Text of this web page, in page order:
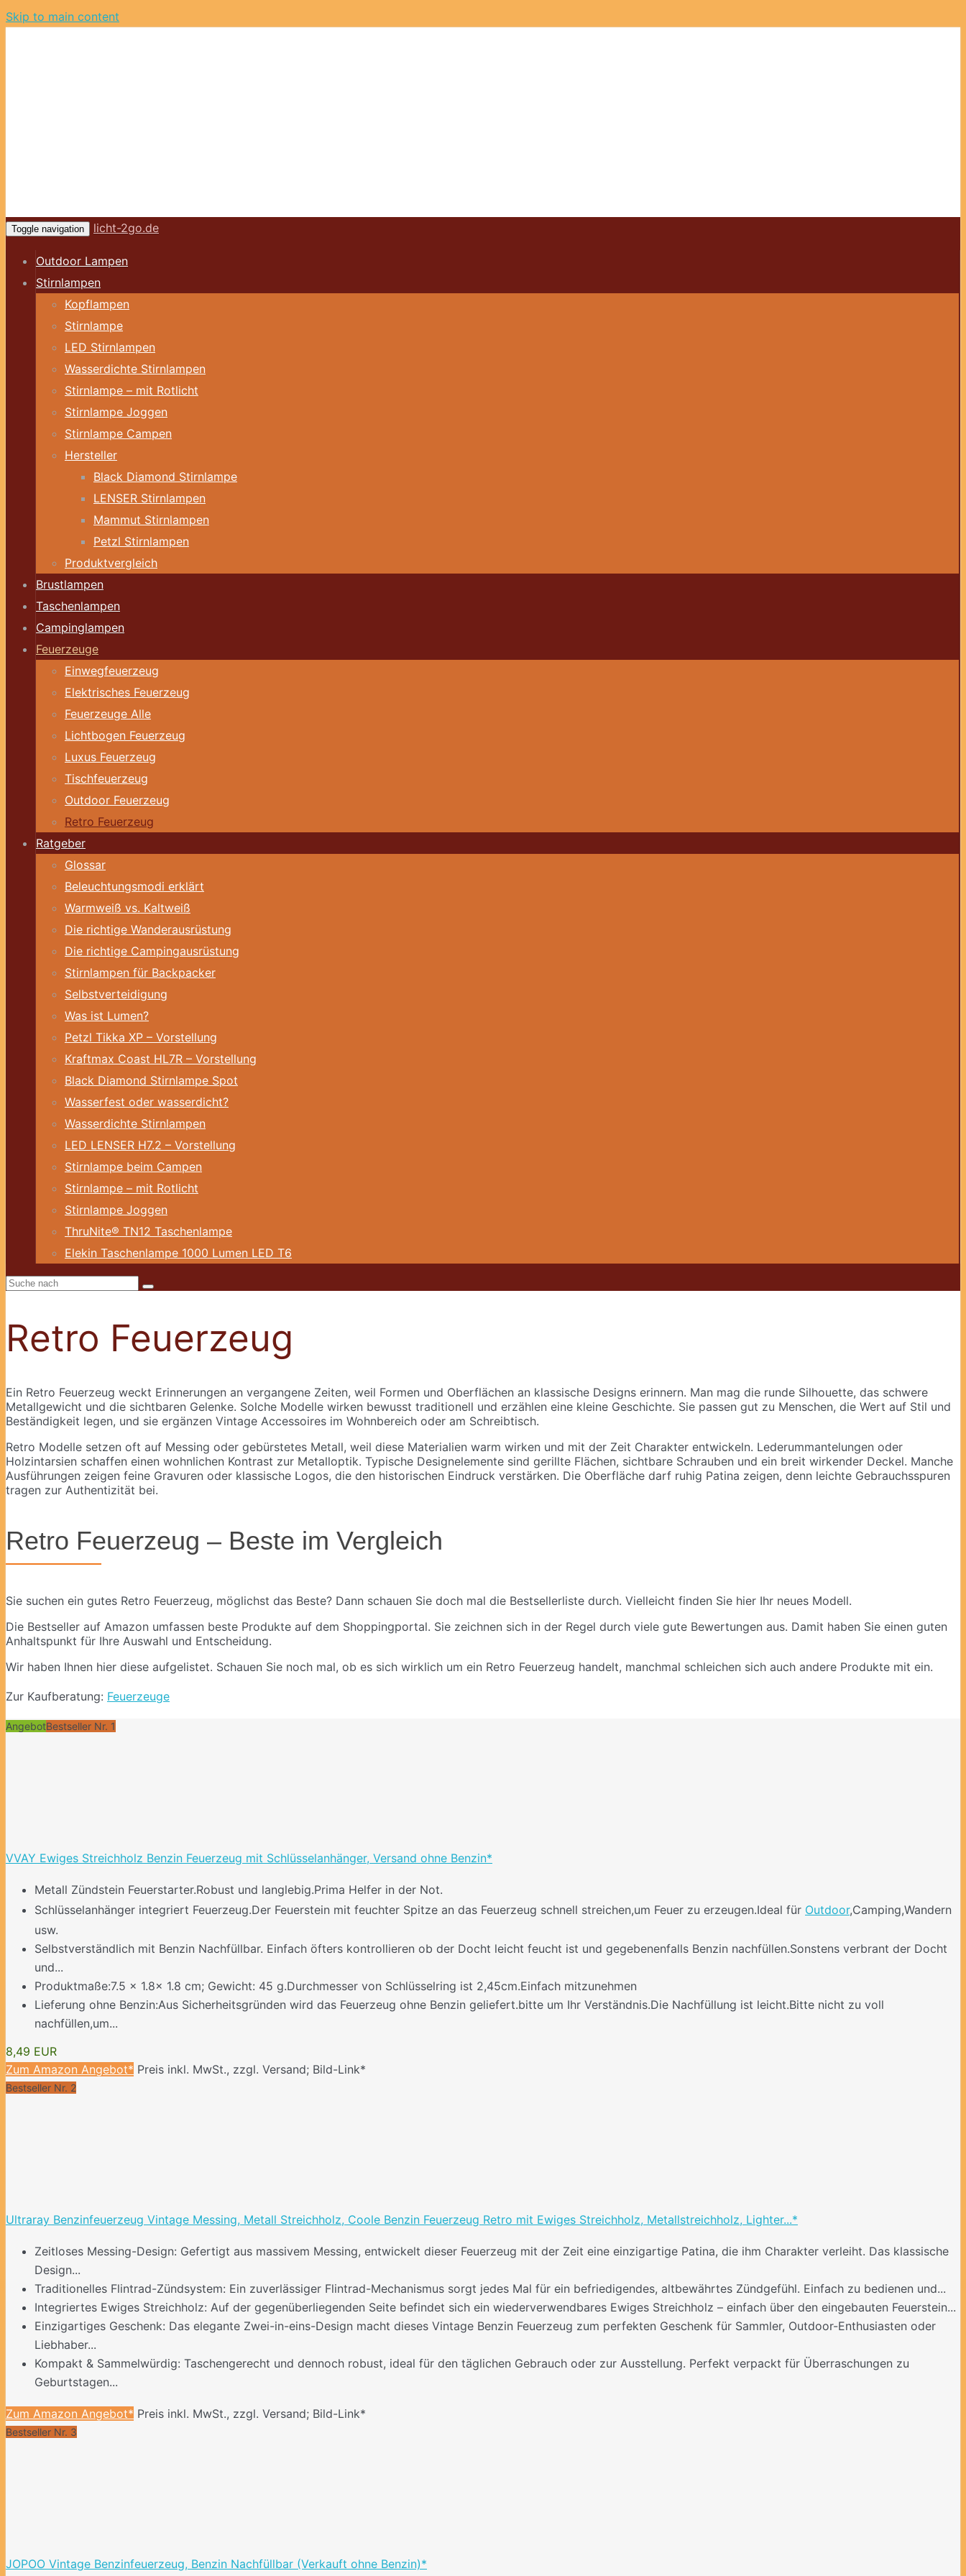
Skip to main content
Toggle navigation licht-2go.de
Outdoor Lampen
Stirnlampen
Kopflampen
Stirnlampe
LED Stirnlampen
Wasserdichte Stirnlampen
Stirnlampe – mit Rotlicht
Stirnlampe Joggen
Stirnlampe Campen
Hersteller
Black Diamond Stirnlampe
LENSER Stirnlampen
Mammut Stirnlampen
Petzl Stirnlampen
Produktvergleich
Brustlampen
Taschenlampen
Campinglampen
Feuerzeuge
Einwegfeuerzeug
Elektrisches Feuerzeug
Feuerzeuge Alle
Lichtbogen Feuerzeug
Luxus Feuerzeug
Tischfeuerzeug
Outdoor Feuerzeug
Retro Feuerzeug
Ratgeber
Glossar
Beleuchtungsmodi erklärt
Warmweiß vs. Kaltweiß
Die richtige Wanderausrüstung
Die richtige Campingausrüstung
Stirnlampen für Backpacker
Selbstverteidigung
Was ist Lumen?
Petzl Tikka XP – Vorstellung
Kraftmax Coast HL7R – Vorstellung
Black Diamond Stirnlampe Spot
Wasserfest oder wasserdicht?
Wasserdichte Stirnlampen
LED LENSER H7.2 – Vorstellung
Stirnlampe beim Campen
Stirnlampe – mit Rotlicht
Stirnlampe Joggen
ThruNite® TN12 Taschenlampe
Elekin Taschenlampe 1000 Lumen LED T6
Retro Feuerzeug
Ein Retro Feuerzeug weckt Erinnerungen an vergangene Zeiten, weil Formen und Oberflächen an klassische Designs erinnern. Man mag die runde Silhouette, das schwere
Metallgewicht und die sichtbaren Gelenke. Solche Modelle wirken bewusst traditionell und erzählen eine kleine Geschichte. Sie passen gut zu Menschen, die Wert auf Stil und
Beständigkeit legen, und sie ergänzen Vintage Accessoires im Wohnbereich oder am Schreibtisch.
Retro Modelle setzen oft auf Messing oder gebürstetes Metall, weil diese Materialien warm wirken und mit der Zeit Charakter entwickeln. Lederummantelungen oder
Holzintarsien schaffen einen wohnlichen Kontrast zur Metalloptik. Typische Designelemente sind gerillte Flächen, sichtbare Schrauben und ein breit wirkender Deckel. Manche
Ausführungen zeigen feine Gravuren oder klassische Logos, die den historischen Eindruck verstärken. Die Oberfläche darf ruhig Patina zeigen, denn leichte Gebrauchsspuren
tragen zur Authentizität bei.
Retro Feuerzeug – Beste im Vergleich
Sie suchen ein gutes Retro Feuerzeug, möglichst das Beste? Dann schauen Sie doch mal die Bestsellerliste durch. Vielleicht finden Sie hier Ihr neues Modell.
Die Bestseller auf Amazon umfassen beste Produkte auf dem Shoppingportal. Sie zeichnen sich in der Regel durch viele gute Bewertungen aus. Damit haben Sie einen guten
Anhaltspunkt für Ihre Auswahl und Entscheidung.
Wir haben Ihnen hier diese aufgelistet. Schauen Sie noch mal, ob es sich wirklich um ein Retro Feuerzeug handelt, manchmal schleichen sich auch andere Produkte mit ein.
Zur Kaufberatung: Feuerzeuge
AngebotBestseller Nr. 1
VVAY Ewiges Streichholz Benzin Feuerzeug mit Schlüsselanhänger, Versand ohne Benzin*
Metall Zündstein Feuerstarter.Robust und langlebig.Prima Helfer in der Not.
Schlüsselanhänger integriert Feuerzeug.Der Feuerstein mit feuchter Spitze an das Feuerzeug schnell streichen,um Feuer zu erzeugen.Ideal für Outdoor,Camping,Wandern
usw.
Selbstverständlich mit Benzin Nachfüllbar. Einfach öfters kontrollieren ob der Docht leicht feucht ist und gegebenenfalls Benzin nachfüllen.Sonstens verbrant der Docht
und...
Produktmaße:7.5 x 1.8x 1.8 cm; Gewicht: 45 g.Durchmesser von Schlüsselring ist 2,45cm.Einfach mitzunehmen
Lieferung ohne Benzin:Aus Sicherheitsgründen wird das Feuerzeug ohne Benzin geliefert.bitte um Ihr Verständnis.Die Nachfüllung ist leicht.Bitte nicht zu voll
nachfüllen,um...
8,49 EUR
Zum Amazon Angebot* Preis inkl. MwSt., zzgl. Versand; Bild-Link*
Bestseller Nr. 2
Ultraray Benzinfeuerzeug Vintage Messing, Metall Streichholz, Coole Benzin Feuerzeug Retro mit Ewiges Streichholz, Metallstreichholz, Lighter...*
Zeitloses Messing-Design: Gefertigt aus massivem Messing, entwickelt dieser Feuerzeug mit der Zeit eine einzigartige Patina, die ihm Charakter verleiht. Das klassische
Design...
Traditionelles Flintrad-Zündsystem: Ein zuverlässiger Flintrad-Mechanismus sorgt jedes Mal für ein befriedigendes, altbewährtes Zündgefühl. Einfach zu bedienen und...
Integriertes Ewiges Streichholz: Auf der gegenüberliegenden Seite befindet sich ein wiederverwendbares Ewiges Streichholz – einfach über den eingebauten Feuerstein...
Einzigartiges Geschenk: Das elegante Zwei-in-eins-Design macht dieses Vintage Benzin Feuerzeug zum perfekten Geschenk für Sammler, Outdoor-Enthusiasten oder
Liebhaber...
Kompakt & Sammelwürdig: Taschengerecht und dennoch robust, ideal für den täglichen Gebrauch oder zur Ausstellung. Perfekt verpackt für Überraschungen zu
Geburtstagen...
Zum Amazon Angebot* Preis inkl. MwSt., zzgl. Versand; Bild-Link*
Bestseller Nr. 3
JOPOO Vintage Benzinfeuerzeug, Benzin Nachfüllbar (Verkauft ohne Benzin)*